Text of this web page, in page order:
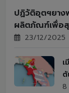
ปฏิวัติอุตฯยาง
ผลิตภัณฑ์เพื่อ
23/12/2025
8